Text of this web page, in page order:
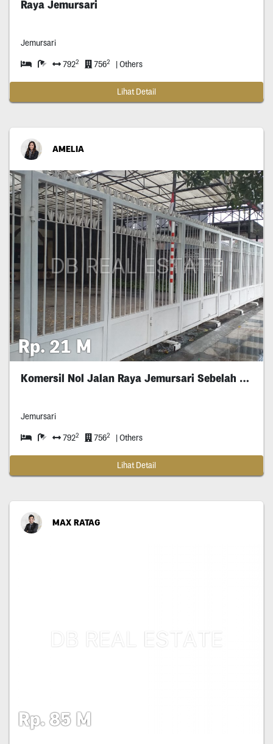
Raya Jemursari
Jemursari
7922 7562 | Others
Lihat Detail
AMELIA
Rp. 21 M
Komersil Nol Jalan Raya Jemursari Sebelah Kawasaki
Jemursari
7922 7562 | Others
Lihat Detail
MAX RATAG
Rp. 85 M